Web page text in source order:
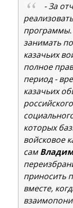
- За
занимать
казачьих
полное
период -
казачьих
которых
войсковое
сам
приносить
вместе,